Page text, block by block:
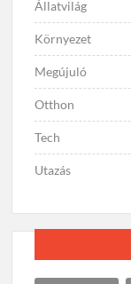
Állatvilág
Környezet
Megújuló
Otthon
Tech
Utazás